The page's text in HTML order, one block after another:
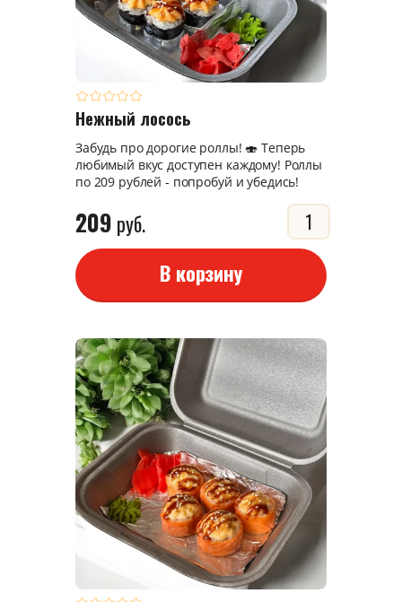
Нежный лосось
Забудь про дорогие роллы! 🍣 Теперь
любимый вкус доступен каждому! Роллы
по 209 рублей - попробуй и убедись!
209 руб.
В корзину